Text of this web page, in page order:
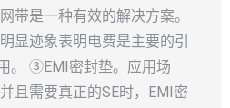
带是一种有效的解决方案。
显迹象表明电费是主要的引
。 ③EMI密封垫。应用场
且需要真正的SE时，EMI密